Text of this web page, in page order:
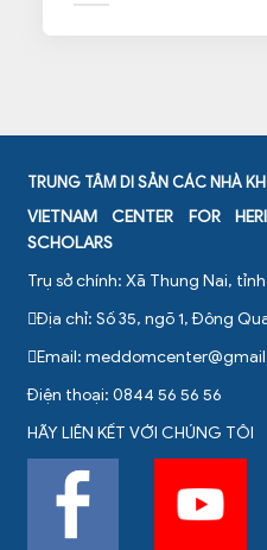
TRUNG TÂM DI SẢN CÁC NHÀ
VIETNAM CENTER FOR
SCHOLARS
Trụ sở chính: Xã Thung Nai,
Địa chỉ: Số 35, ngõ 1, Đông
Email:
Điện thoại: 0844 56 56 56
HÃY LIÊN KẾT VỚI CHÚNG TÔI